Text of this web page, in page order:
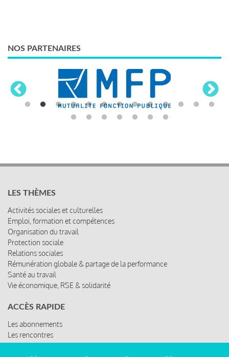
NOS PARTENAIRES
LES THÈMES
Activités sociales et culturelles
Emploi, formation et compétences
Organisation du travail
Protection sociale
Relations sociales
Rémunération globale & partage de la performance
Santé au travail
Vie économique, RSE & solidarité
ACCÈS RAPIDE
Les abonnements
Les rencontres
Les ressources